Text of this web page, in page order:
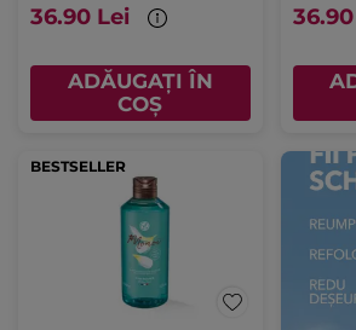
36.90 Lei
ADĂUGAȚI ÎN
COȘ
BESTSELLER